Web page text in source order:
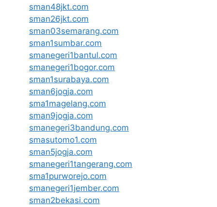
sman48jkt.com
sman26jkt.com
sman03semarang.com
sman1sumbar.com
smanegeri1bantul.com
smanegeri1bogor.com
sman1surabaya.com
sman6jogja.com
sma1magelang.com
sman9jogja.com
smanegeri3bandung.com
smasutomo1.com
sman5jogja.com
smanegeri1tangerang.com
sma1purworejo.com
smanegeri1jember.com
sman2bekasi.com